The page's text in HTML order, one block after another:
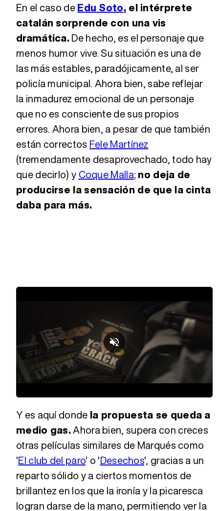
En el caso deEdu Soto, el intérprete
catalán sorprende con una vis
dramática.De hecho, es el personaje que
menos humor vive. Su situación es una de
las más estables, paradójicamente, al ser
policía municipal. Ahora bien, sabe reflejar
la inmadurez emocional de un personaje
que no es consciente de sus propios
errores. Ahora bien, a pesar de que también
están correctos Fele Martínez
(tremendamente desaprovechado, todo hay
que decirlo) y Coque Malla; no deja de
producirse la sensación de que la cinta
daba para más.
43.90%
Y es aquí donde la propuesta se queda a
medio gas.Ahora bien, supera con creces
otras películas similares de Marqués como
'El club del paro' o 'Desechos', gracias a un
reparto sólido y a ciertos momentos de
brillantez en los que la ironía y la picaresca
logran darse de la mano, permitiendo ver la